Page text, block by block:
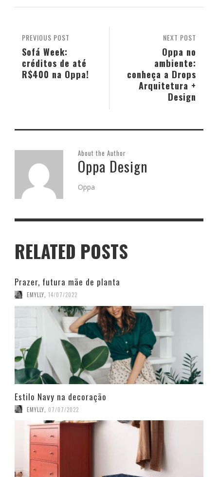
NEXT POST
Oppa no
ambiente:
conheça a Drops
Arquitetura +
Design
PREVIOUS POST
Sofá Week:
créditos de até
R$400 na Oppa!
About the Author
Oppa Design
Oppa
RELATED POSTS
Prazer, futura mãe de planta
EMYLLY 14/07/2022
Estilo Navy na decoração
EMYLLY 07/07/2022